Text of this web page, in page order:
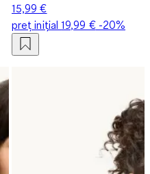
15,99 €
preț inițial19,99 €-20%